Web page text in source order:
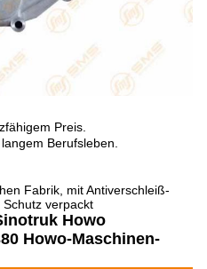
Preis.
Berufsleben.
Fabrik, mit Antiverschleiß-
verpackt
Howo
Howo-Maschinen-